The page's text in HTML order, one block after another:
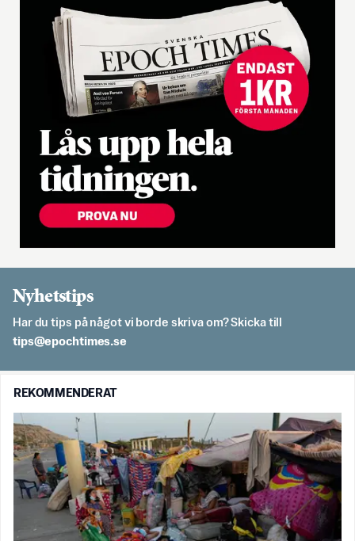
Nyhetstips
Har du tips på något vi borde skriva om? Skicka till
es.semithcope@spit
REKOMMENDERAT